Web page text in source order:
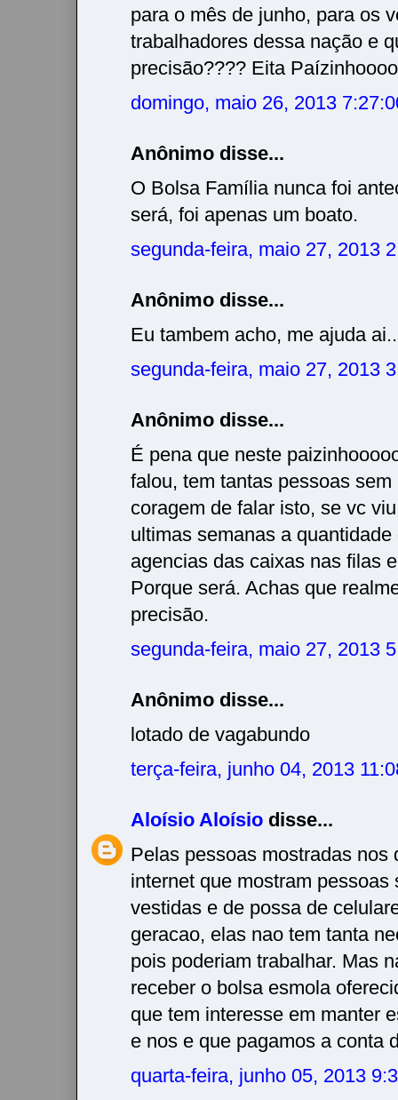
para o mês de junho, para os
trabalhadores dessa nação e
precisão???? Eita
domingo, maio 26, 2013
Anônimo disse...
O Bolsa Família nunca foi
será, foi apenas um boato.
segunda-feira, maio 27, 2013
Anônimo disse...
Eu tambem acho, me ajuda
segunda-feira, maio 27, 2013
Anônimo disse...
É pena que neste
falou, tem tantas pessoas
coragem de falar isto, se vc
ultimas semanas a
agencias das caixas nas filas
Porque será. Achas que
precisão.
segunda-feira, maio 27, 2013
Anônimo disse...
lotado de vagabundo
terça-feira, junho 04, 2013
Aloísio Aloísio disse...
Pelas pessoas mostradas nos
internet que mostram pessoas
vestidas e de possa de
geracao, elas nao tem tanta
pois poderiam trabalhar. Mas
receber o bolsa esmola
que tem interesse em manter
e nos e que pagamos a conta
quarta-feira, junho 05, 2013